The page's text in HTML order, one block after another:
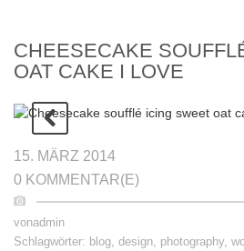
CHEESECAKE
OAT CAKE I LOVE
15. MÄRZ 2014
0 KOMMENTAR(E)
vonadmin
Schlagwörter: blog, design, photography,